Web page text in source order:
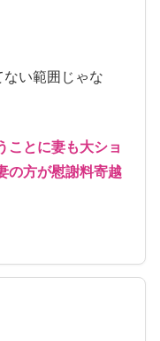
い範囲じゃな
ことに妻も大ショ
の方が慰謝料寄越